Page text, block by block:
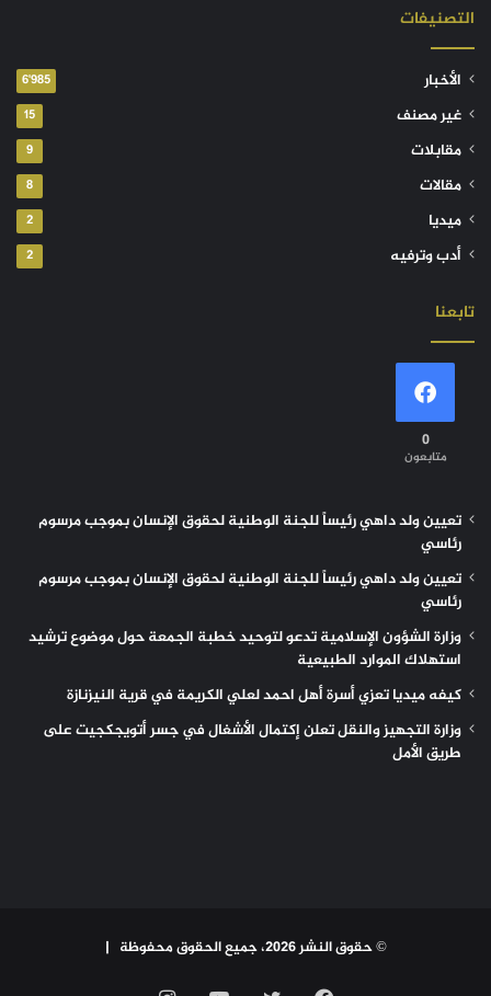
التصنيفات
الأخبار 6٬985
غير مصنف 15
مقابلات 9
مقالات 8
ميديا 2
أدب وترفيه 2
تابعنا
0
متابعون
تعيين ولد داهي رئيساً للجنة الوطنية لحقوق الإنسان بموجب مرسوم
رئاسي
تعيين ولد داهي رئيساً للجنة الوطنية لحقوق الإنسان بموجب مرسوم
رئاسي
وزارة الشؤون الإسلامية تدعو لتوحيد خطبة الجمعة حول موضوع ترشيد
استهلاك الموارد الطبيعية
كيفه ميديا تعزي أسرة أهل احمد لعلي الكريمة في قرية النيزنازة
وزارة التجهيز والنقل تعلن إكتمال الأشغال في جسر أتويجكجيت على
طريق الأمل
© حقوق النشر 2026، جميع الحقوق محفوظة |